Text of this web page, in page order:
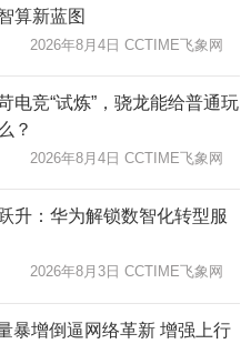
算新蓝图
2026年8月4日 CCTIME飞象网
电竞“试炼”，骁龙能给普通玩
？
2026年8月4日 CCTIME飞象网
升：华为解锁数智化转型服
2026年8月3日 CCTIME飞象网
暴增倒逼网络革新 增强上行